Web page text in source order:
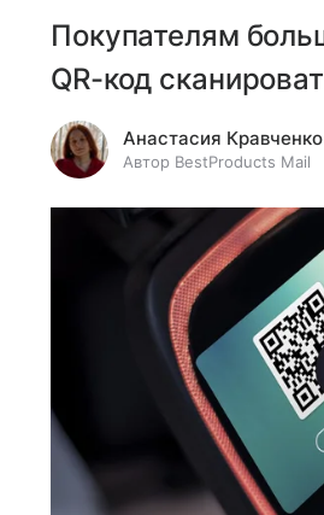
Покупателям
QR-код
Анастасия Кравченко
Автор BestProducts Mail